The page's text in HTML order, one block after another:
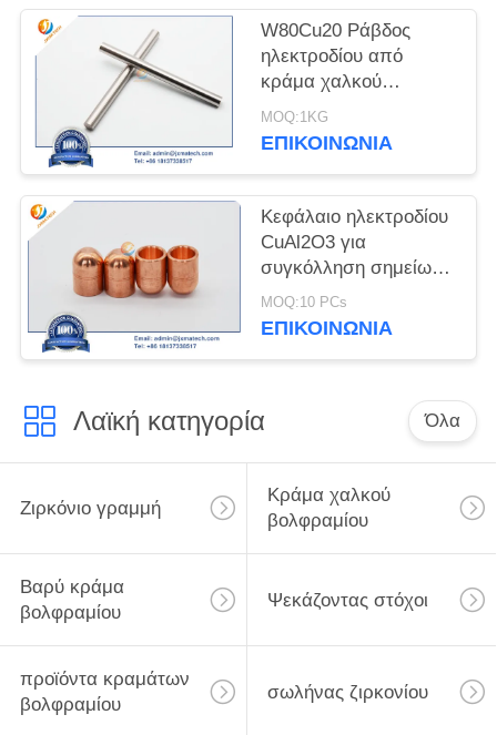
W80Cu20 Ράβδος
ηλεκτροδίου από
κράμα χαλκού
βολφραμίου
MOQ:1KG
ΕΠΙΚΟΙΝΩΝΊΑ
Κεφάλαιο ηλεκτροδίου
CuAl2O3 για
συγκόλληση σημείων
αντίστασης
MOQ:10 PCs
ΕΠΙΚΟΙΝΩΝΊΑ
Λαϊκή κατηγορία Όλα
Ζιρκόνιο γραμμή
Κράμα χαλκού
βολφραμίου
Βαρύ κράμα
βολφραμίου
Ψεκάζοντας στόχοι
προϊόντα κραμάτων
βολφραμίου
σωλήνας ζιρκονίου